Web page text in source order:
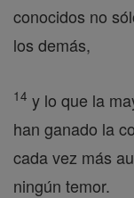
conocidos no
los demás,
14 y lo que la
han ganado la
cada vez más
ningún temor.